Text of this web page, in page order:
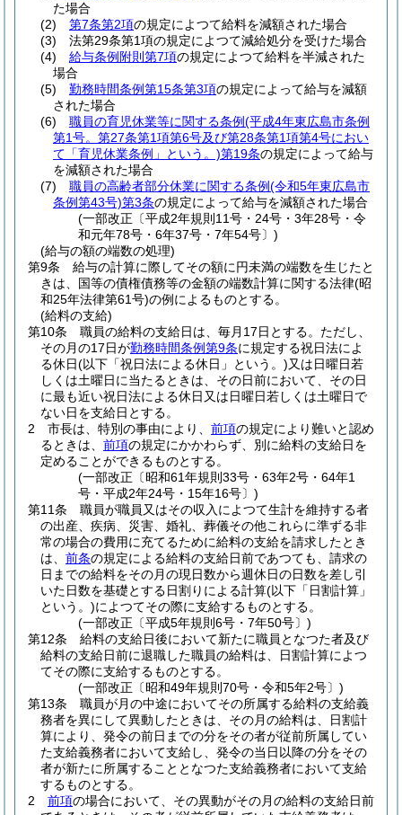
た場合
(2)
第7条第2項の規定によつて給料を減額された場合
(3)
法第29条第1項の規定によつて減給処分を受けた場合
(4)
給与条例附則第7項の規定によつて給料を半減された
場合
(5)
勤務時間条例第15条第3項の規定によって給与を減額
された場合
(6)
職員の育児休業等に関する条例(平成4年東広島市条例
第1号。第27条第1項第6号及び第28条第1項第4号におい
て「育児休業条例」という。)第19条の規定によって給与
を減額された場合
(7)
職員の高齢者部分休業に関する条例(令和5年東広島市
条例第43号)第3条の規定によって給与を減額された場合
(一部改正〔平成2年規則11号・24号・3年28号・令
和元年78号・6年37号・7年54号〕)
(給与の額の端数の処理)
第9条
給与の計算に際してその額に円未満の端数を生じたと
きは、国等の債権債務等の金額の端数計算に関する法律(昭
和25年法律第61号)の例によるものとする。
(給料の支給)
第10条
職員の給料の支給日は、毎月17日とする。 ただし、
その月の17日が勤務時間条例第9条に規定する祝日法によ
る休日(以下「祝日法による休日」という。)又は日曜日若
しくは土曜日に当たるときは、その日前において、その日
に最も近い祝日法による休日又は日曜日若しくは土曜日で
ない日を支給日とする。
2
市長は、特別の事由により、 前項の規定により難いと認め
るときは、 前項の規定にかかわらず、別に給料の支給日を
定めることができるものとする。
(一部改正〔昭和61年規則33号・63年2号・64年1
号・平成2年24号・15年16号〕)
第11条
職員が職員又はその収入によつて生計を維持する者
の出産、疾病、災害、婚礼、葬儀その他これらに準ずる非
常の場合の費用に充てるために給料の支給を請求したとき
は、 前条の規定による給料の支給日前であつても、請求の
日までの給料をその月の現日数から週休日の日数を差し引
いた日数を基礎とする日割りによる計算(以下「日割計算」
という。)によつてその際に支給するものとする。
(一部改正〔平成5年規則6号・7年50号〕)
第12条
給料の支給日後において新たに職員となつた者及び
給料の支給日前に退職した職員の給料は、日割計算によつ
てその際に支給するものとする。
(一部改正〔昭和49年規則70号・令和5年2号〕)
第13条
職員が月の中途においてその所属する給料の支給義
務者を異にして異動したときは、その月の給料は、日割計
算により、発令の前日までの分をその者が従前所属してい
た支給義務者において支給し、発令の当日以降の分をその
者が新たに所属することとなつた支給義務者において支給
するものとする。
2
前項の場合において、その異動がその月の給料の支給日前